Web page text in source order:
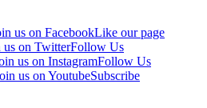
us on FacebookLike our page
us on TwitterFollow Us
us on InstagramFollow Us
us on YoutubeSubscribe